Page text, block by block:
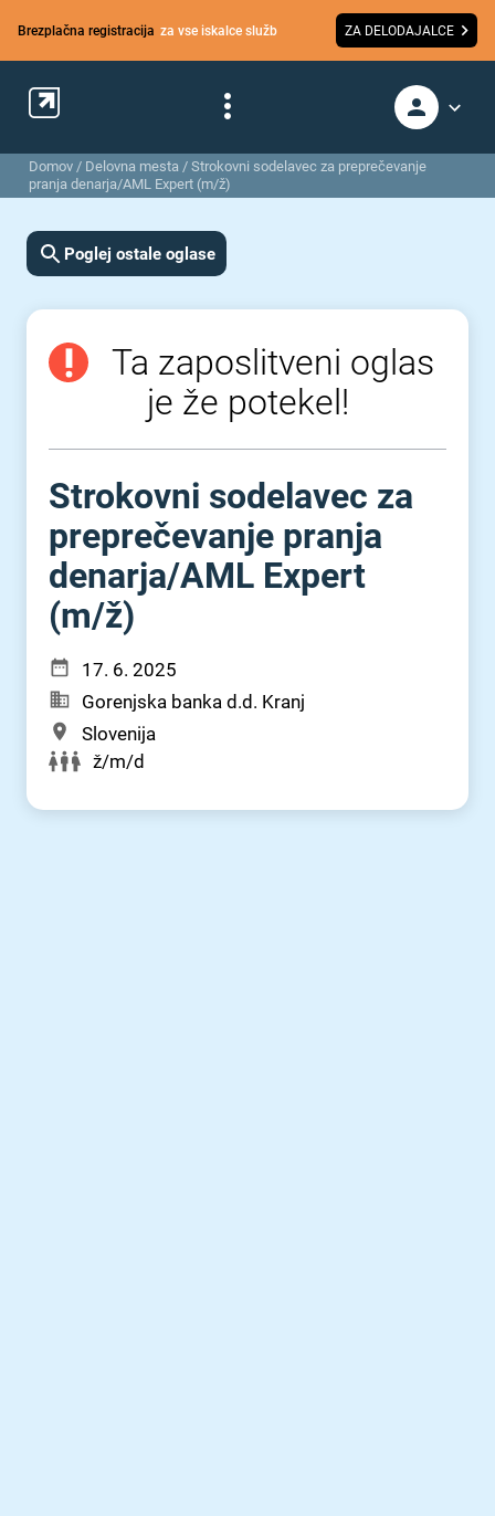
Brezplačna registracija za vse iskalce služb ZA DELODAJALCE
Domov / Delovna mesta / Strokovni sodelavec za preprečevanje
pranja denarja/AML Expert (m/ž)
Poglej ostale oglase
Ta zaposlitveni oglas
je že potekel!
Strokovni sodelavec za
preprečevanje pranja
denarja⁠/⁠AML Expert
(m⁠/⁠ž)
17. 6. 2025
Gorenjska banka d.d. Kranj
Slovenija
ž/m/d